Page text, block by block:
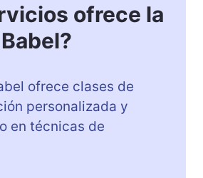
ofrece la
ofrece clases de
personalizada y
en técnicas de